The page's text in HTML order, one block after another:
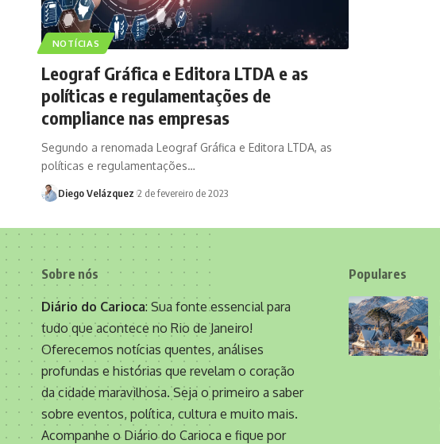
NOTÍCIAS
Leograf Gráfica e Editora LTDA e as
políticas e regulamentações de
compliance nas empresas
Segundo a renomada Leograf Gráfica e Editora LTDA, as
políticas e regulamentações…
Diego Velázquez 2 de fevereiro de 2023
Sobre nós
Diário do Carioca: Sua fonte essencial para
tudo que acontece no Rio de Janeiro!
Oferecemos notícias quentes, análises
profundas e histórias que revelam o coração
da cidade maravilhosa. Seja o primeiro a saber
sobre eventos, política, cultura e muito mais.
Acompanhe o Diário do Carioca e fique por
Populares